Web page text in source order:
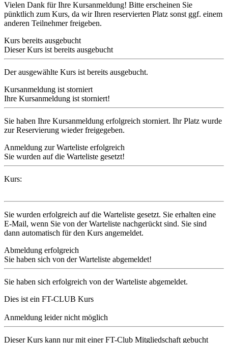
Vielen Dank für Ihre Kursanmeldung! Bitte erscheinen Sie
pünktlich zum Kurs, da wir Ihren reservierten Platz sonst ggf. einem
anderen Teilnehmer freigeben.
Kurs bereits ausgebucht
Dieser Kurs ist bereits ausgebucht
Der ausgewählte Kurs ist bereits ausgebucht.
Kursanmeldung ist storniert
Ihre Kursanmeldung ist storniert!
Sie haben Ihre Kursanmeldung erfolgreich storniert. Ihr Platz wurde
zur Reservierung wieder freigegeben.
Anmeldung zur Warteliste erfolgreich
Sie wurden auf die Warteliste gesetzt!
Kurs:
Sie wurden erfolgreich auf die Warteliste gesetzt. Sie erhalten eine
E-Mail, wenn Sie von der Warteliste nachgerückt sind. Sie sind
dann automatisch für den Kurs angemeldet.
Abmeldung erfolgreich
Sie haben sich von der Warteliste abgemeldet!
Sie haben sich erfolgreich von der Warteliste abgemeldet.
Dies ist ein FT-CLUB Kurs
Anmeldung leider nicht möglich
Dieser Kurs kann nur mit einer FT-Club Mitgliedschaft gebucht